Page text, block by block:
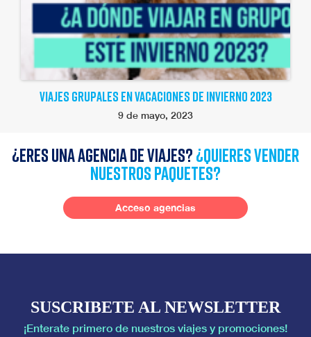
VIAJES GRUPALES EN VACACIONES DE INVIERNO 2023
9 de mayo, 2023
¿Eres una agencia de viajes?¿quieres vender
nuestros paquetes?
Acceso agencias
SUSCRIBETE AL NEWSLETTER
¡Enterate primero de nuestros viajes y promociones!